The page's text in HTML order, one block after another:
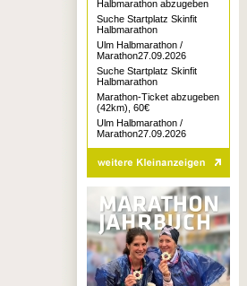
Halbmarathon abzugeben
Suche Startplatz Skinfit
Halbmarathon
Ulm Halbmarathon /
Marathon27.09.2026
Suche Startplatz Skinfit
Halbmarathon
Marathon-Ticket abzugeben
(42km), 60€
Ulm Halbmarathon /
Marathon27.09.2026